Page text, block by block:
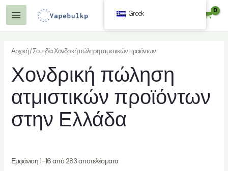
Μετάβαση
Κύριο
Αρχική/ Σουηδία Χονδρική πώληση ατμιστικών προϊόντων
Χονδρική πώληση
ατμιστικών προϊόντων
στην Ελλάδα
Εμφάνιση 1–16 από 283 αποτελέσματα
Greek